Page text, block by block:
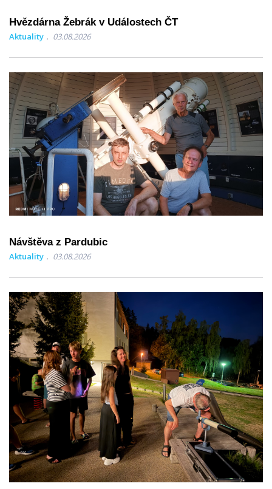
Hvězdárna Žebrák v Událostech ČT
Aktuality 03.08.2026
Návštěva z Pardubic
Aktuality 03.08.2026